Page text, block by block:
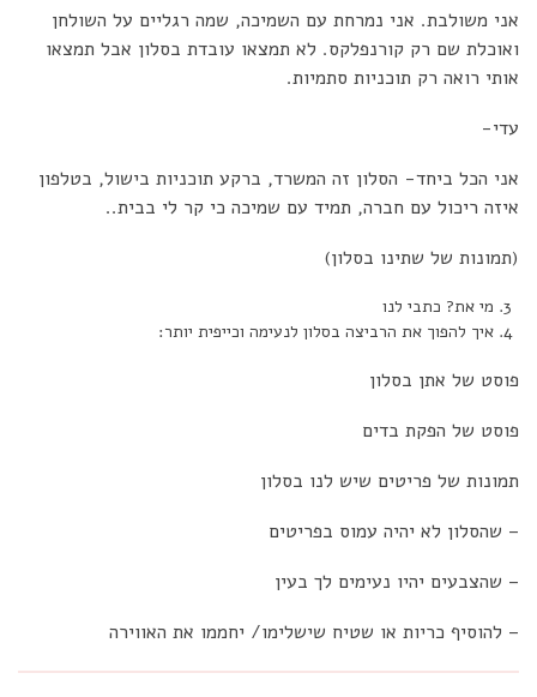
אני משולבת. אני נמרחת עם השמיכה, שמה רגליים על השולחן
ואוכלת שם רק קורנפלקס. לא תמצאו עובדת בסלון אבל תמצאו
אותי רואה רק תוכניות סתמיות.
עדי-
אני הכל ביחד- הסלון זה המשרד, ברקע תוכניות בישול, בטלפון
איזה ריכול עם חברה, תמיד עם שמיכה כי קר לי בבית..
(תמונות של שתינו בסלון)
מי את? כתבי לנו
איך להפוך את הרביצה בסלון לנעימה וכייפית יותר:
פוסט של אתן בסלון
פוסט של הפקת בדים
תמונות של פריטים שיש לנו בסלון
– שהסלון לא יהיה עמוס בפריטים
– שהצבעים יהיו נעימים לך בעין
– להוסיף כריות או שטיח שישלימו/ יחממו את האווירה